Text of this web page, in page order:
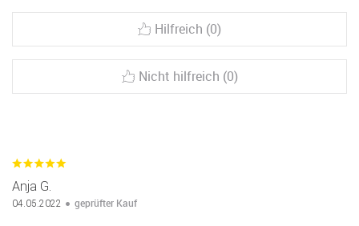
Hilfreich (0)
Nicht hilfreich (0)
Anja G.
04.05.2022 geprüfter Kauf